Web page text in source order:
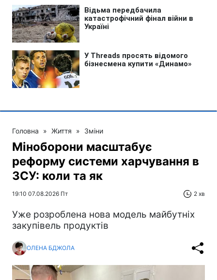
Головна » Життя » Зміни
Міноборони масштабує
реформу системи харчування в
ЗСУ: коли та як
19:10 07.08.2026 Пт 2 хв
Уже розроблена нова модель майбутніх
закупівель продуктів
ОЛЕНА БДЖОЛА